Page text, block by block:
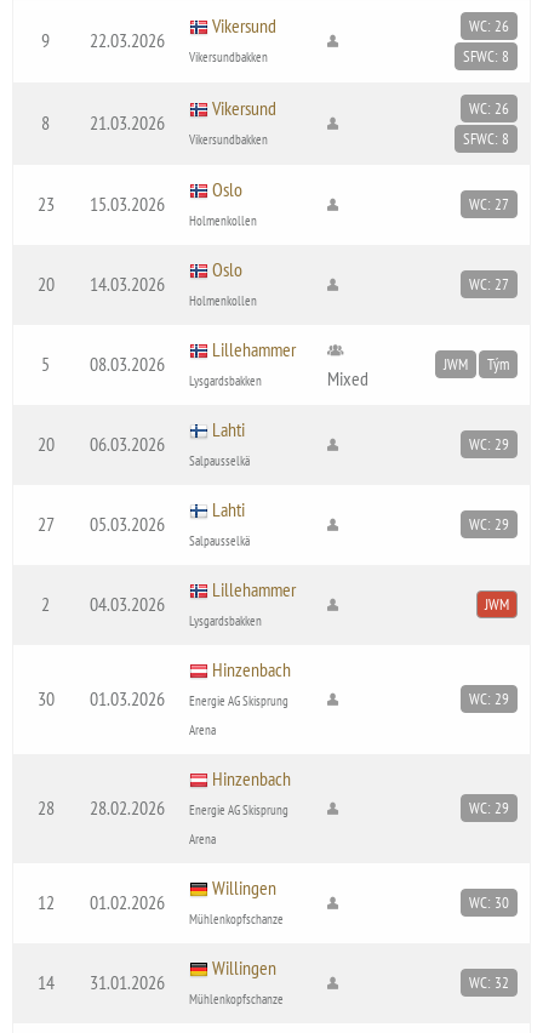
9 22.03.2026
Vikersund
Vikersundbakken
WC: 26
SFWC: 8
8 21.03.2026
Vikersund
Vikersundbakken
WC: 26
SFWC: 8
23 15.03.2026
Oslo
Holmenkollen
WC: 27
20 14.03.2026
Oslo
Holmenkollen
WC: 27
5 08.03.2026
Lillehammer
Lysgardsbakken Mixed
JWM Tým
20 06.03.2026
Lahti
Salpausselkä
WC: 29
27 05.03.2026
Lahti
Salpausselkä
WC: 29
2 04.03.2026
Lillehammer
Lysgardsbakken
JWM
30 01.03.2026
Hinzenbach
Energie AG Skisprung
Arena
WC: 29
28 28.02.2026
Hinzenbach
Energie AG Skisprung
Arena
WC: 29
12 01.02.2026
Willingen
Mühlenkopfschanze
WC: 30
14 31.01.2026
Willingen
Mühlenkopfschanze
WC: 32